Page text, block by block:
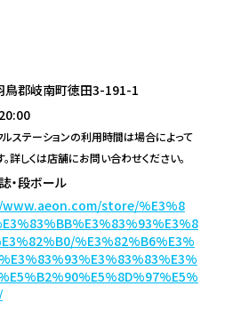
鳥郡岐南町徳田3-191-1
ステーションの利用時間は場合によって
詳しくは店舗にお問い合わせください。
・段ボール
store/%E3%8
%E3%82%B6%E3%